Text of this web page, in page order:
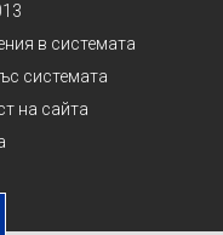
в системата
системата
на сайта